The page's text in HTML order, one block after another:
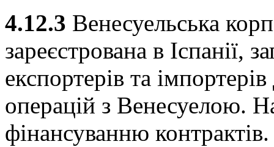
4.12.3 Венесуельська
зареєстрована в Іспанії,
експортерів та
операцій з Венесуелою.
фінансуванню контрактів.